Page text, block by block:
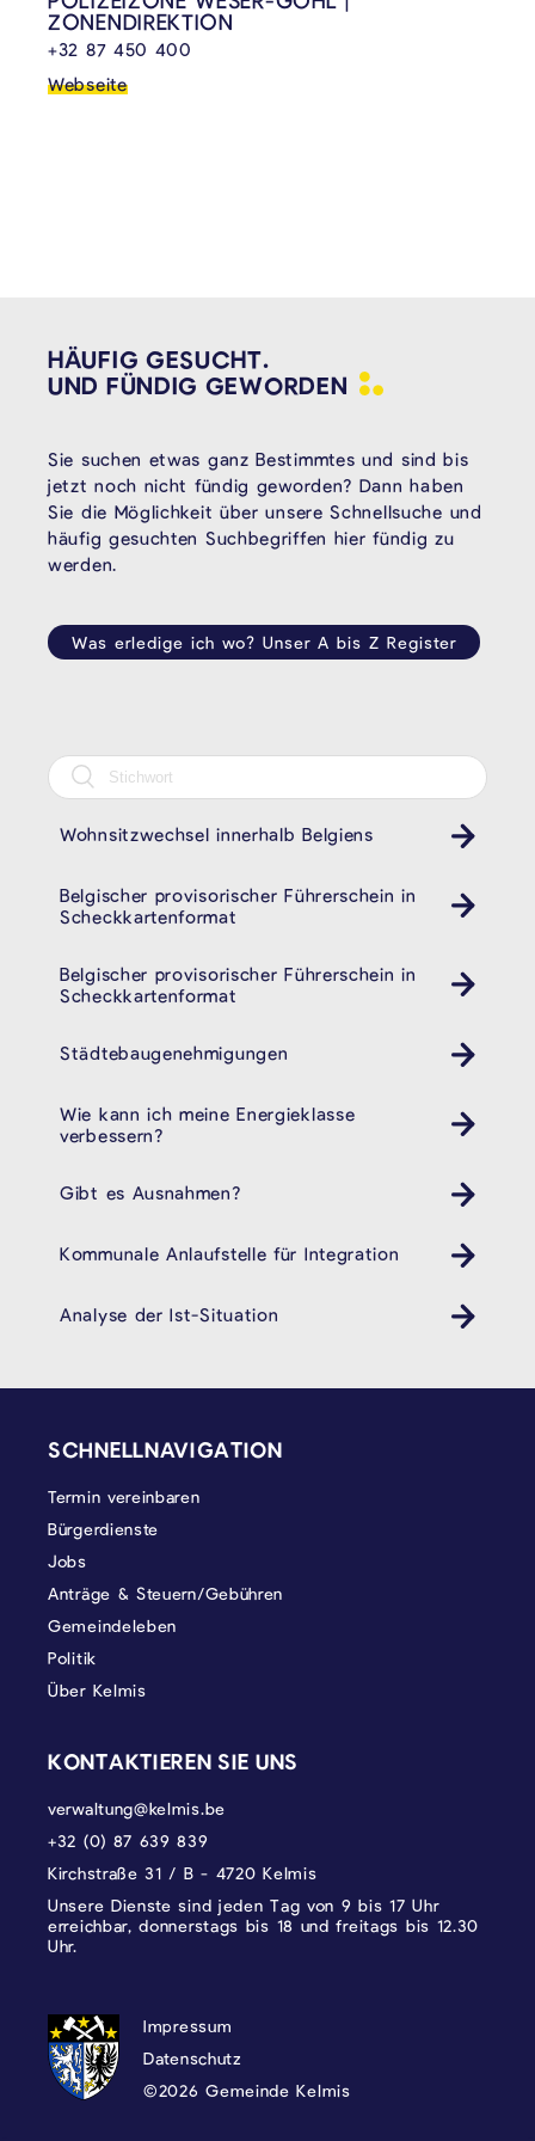
ZONENDIREKTION
+32 87 450 400
Webseite
HÄUFIG GESUCHT.
UND FÜNDIG GEWORDEN
Sie suchen etwas ganz Bestimmtes und sind bis
jetzt noch nicht fündig geworden? Dann haben
Sie die Möglichkeit über unsere Schnellsuche und
häufig gesuchten Suchbegriffen hier fündig zu
werden.
Was erledige ich wo? Unser A bis Z Register
Wohnsitzwechsel innerhalb Belgiens
Belgischer provisorischer Führerschein in
Scheckkartenformat
Auto
Belgischer provisorischer Führerschein in
Scheckkartenformat
Auto
Städtebaugenehmigungen
Wie kann ich meine Energieklasse
verbessern?
Gibt es Ausnahmen?
Kommunale Anlaufstelle für Integration
Analyse der Ist-Situation
SCHNELLNAVIGATION
Termin vereinbaren
Bürgerdienste
Jobs
Anträge & Steuern/Gebühren
Gemeindeleben
Politik
Über Kelmis
KONTAKTIEREN SIE UNS
verwaltung@kelmis.be
+32 (0) 87 639 839
Kirchstraße 31 / B - 4720 Kelmis
Unsere Dienste sind jeden Tag von 9 bis 17 Uhr
erreichbar, donnerstags bis 18 und freitags bis 12.30
Uhr.
DATENSCHUTZ, IMPRESSUM UND
Impressum
Datenschutz
©2026 Gemeinde Kelmis